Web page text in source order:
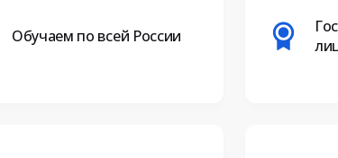
Обучаем по всей России